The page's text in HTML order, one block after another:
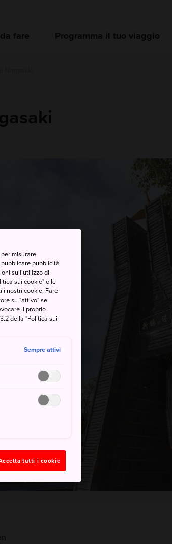
fare Programma il tuo viaggio
misurare
pubblicità
sull'utilizzo di
sui cookie" e le
i nostri cookie. Fare
su "attivo" se
il proprio
della "Politica sui
Sempre attivi
tutti i cookie